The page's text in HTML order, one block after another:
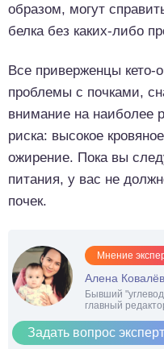
образом, могут
белка без каких-либо
Все приверженцы
проблемы с почками,
внимание на наиболее
риска: высокое
ожирение. Пока вы
питания, у вас не
почек.
Мнение
Алена
Бывший
главный
Задать вопрос